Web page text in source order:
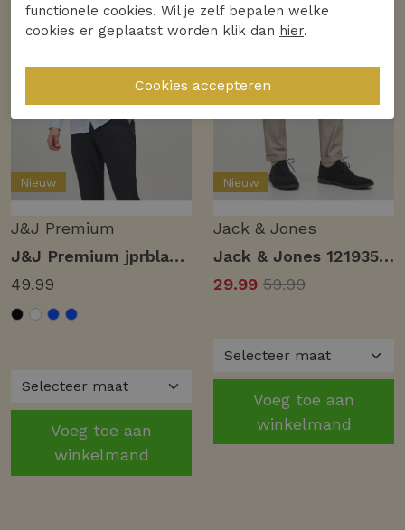
Nieuw
J&J Premium
J&J Premium jprblaparker shirt l/s noos Overhemd cashmere blue slim fit
49.99
Voeg toe aan
winkelmand
Nieuw
Jack & Jones
Jack & Jones 12193553 jpstmarco jjconnor noos Chino beige solid
29.99 59.99
Voeg toe aan
winkelmand
functionele cookies. Wil je zelf bepalen welke
cookies er geplaatst worden klik dan hier.